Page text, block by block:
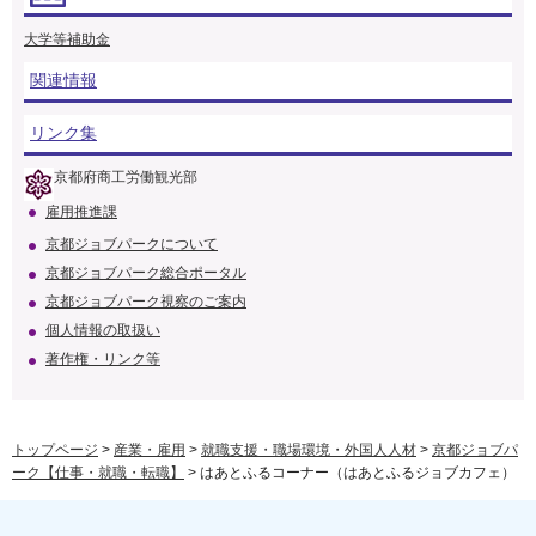
大学等補助金
関連情報
リンク集
京都府商工労働観光部
雇用推進課
京都ジョブパークについて
京都ジョブパーク総合ポータル
京都ジョブパーク視察のご案内
個人情報の取扱い
著作権・リンク等
トップページ > 産業・雇用 > 就職支援・職場環境・外国人人材 > 京都ジョブパ
ーク【仕事・就職・転職】
> はあとふるコーナー（はあとふるジョブカフェ）